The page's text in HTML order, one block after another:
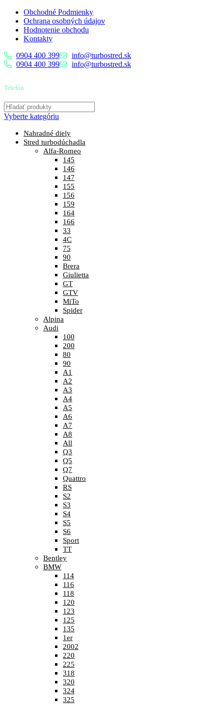
Obchodné Podmienky
Ochrana osobných údajov
Hodnotenie obchodu
Kontakty
0904 400 399
info@turbostred.sk
0904 400 399
info@turbostred.sk
Telefón
Vyberte kategóriu
Nahradné diely
Stred turbodúchadla
Alfa-Romeo
145
146
147
155
156
159
164
166
33
4C
75
90
Brera
Giulietta
GT
GTV
MiTo
Spider
Alpina
Audi
100
200
80
90
A1
A2
A3
A4
A5
A6
A7
A8
All
Q3
Q5
Q7
Quattro
RS
S2
S3
S4
S5
S6
Sport
TT
Bentley
BMW
114
116
118
120
123
125
135
1er
2002
220
225
318
320
324
325